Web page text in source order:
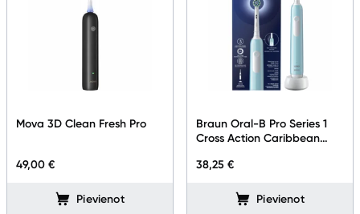
Mova 3D Clean Fresh Pro
49,00 €
Pievienot
Braun Oral-B Pro Series 1
Cross Action Caribbean
38,25 €
Pievienot